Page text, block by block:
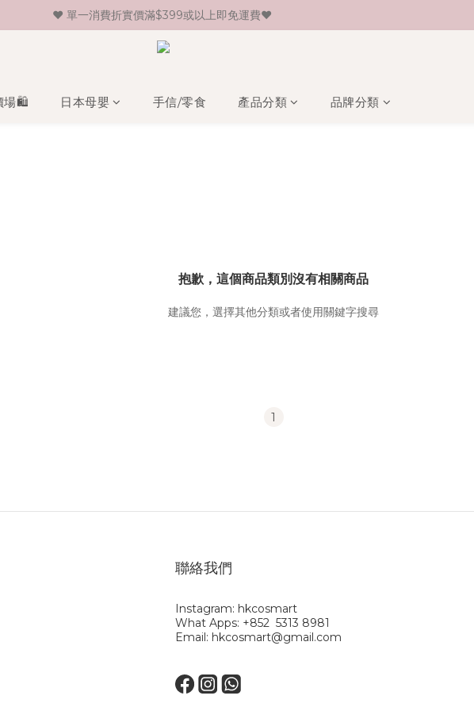
♥ 新會員登記即送HK$30 現金卷♥
♥ 單一消費折實價滿$399或以上即免運費♥
♥ 新會員登記即送HK$30 現金卷♥
場🛍️ 日本母嬰 手信/零食 產品分類 品牌分類
抱歉，這個商品類別沒有相關商品
建議您，選擇其他分類或者使用關鍵字搜尋
1
聯絡我們
Instagram: hkcosmart
What Apps: +852 5313 8981
Email: hkcosmart@gmail.com